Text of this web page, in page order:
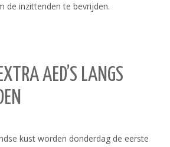
de inzittenden te bevrijden.
AED’S LANGS
kust worden donderdag de eerste